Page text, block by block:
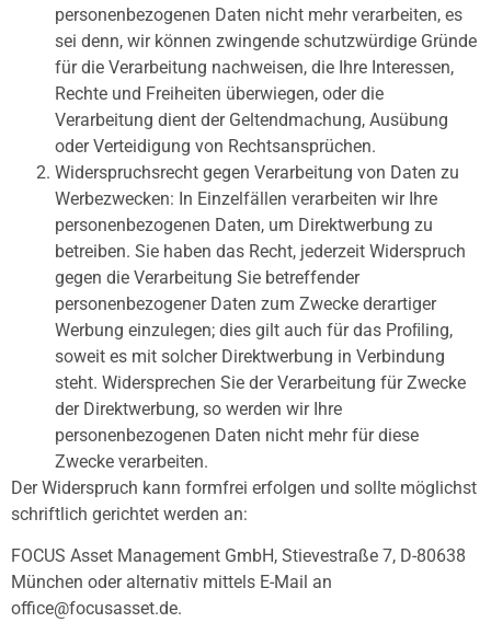
personenbezogenen Daten nicht mehr verarbeiten, es
sei denn, wir können zwingende schutzwürdige Gründe
für die Verarbeitung nachweisen, die Ihre Interessen,
Rechte und Freiheiten überwiegen, oder die
Verarbeitung dient der Geltendmachung, Ausübung
oder Verteidigung von Rechtsansprüchen.
Widerspruchsrecht gegen Verarbeitung von Daten zu
Werbezwecken: In Einzelfällen verarbeiten wir Ihre
personenbezogenen Daten, um Direktwerbung zu
betreiben. Sie haben das Recht, jederzeit Widerspruch
gegen die Verarbeitung Sie betreffender
personenbezogener Daten zum Zwecke derartiger
Werbung einzulegen; dies gilt auch für das Proﬁling,
soweit es mit solcher Direktwerbung in Verbindung
steht. Widersprechen Sie der Verarbeitung für Zwecke
der Direktwerbung, so werden wir Ihre
personenbezogenen Daten nicht mehr für diese
Zwecke verarbeiten.
Der Widerspruch kann formfrei erfolgen und sollte möglichst
schriftlich gerichtet werden an:
FOCUS Asset Management GmbH, Stievestraße 7, D-80638
München oder alternativ mittels E-Mail an
office@focusasset.de.